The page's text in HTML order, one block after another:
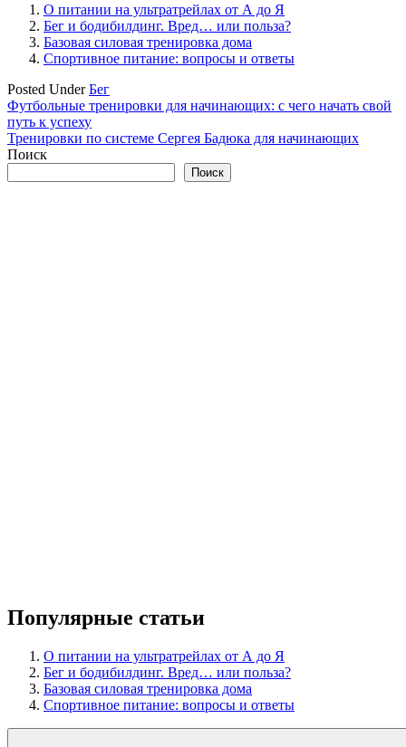
О питании на ультратрейлах от А до Я
Бег и бодибилдинг. Вред… или польза?
Базовая силовая тренировка дома
Спортивное питание: вопросы и ответы
Posted UnderБег
Навигация
по
записям
Футбольные тренировки для начинающих: с чего начать свой
путь к успеху
Тренировки по системе Сергея Бадюка для начинающих
Поиск
Поиск
Популярные статьи
О питании на ультратрейлах от А до Я
Бег и бодибилдинг. Вред… или польза?
Базовая силовая тренировка дома
Спортивное питание: вопросы и ответы